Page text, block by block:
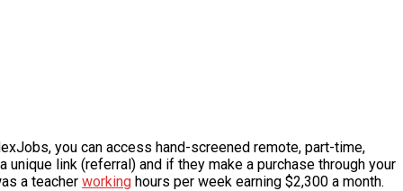
you can access hand-screened remote, part-time,
link (referral) and if they make a purchase through your
a teacher working hours per week earning $2,300 a month.